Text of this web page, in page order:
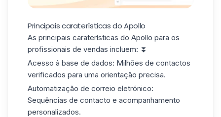
Principais caraterísticas do Apollo
As principais caraterísticas do Apollo para os
profissionais de vendas incluem: ⏬
Acesso à base de dados: Milhões de contactos
verificados para uma orientação precisa.
Automatização de correio eletrónico:
Sequências de contacto e acompanhamento
personalizados.